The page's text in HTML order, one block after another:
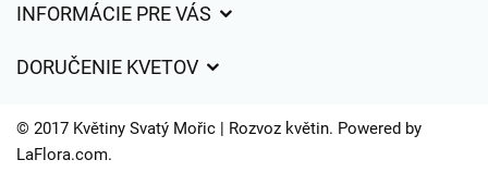
INFORMÁCIE PRE VÁS
Časy doručenia kvetov – prehľad možností
DORUČENIE KVETOV
Kam doručujeme kvety
© 2017 Květiny Svatý Mořic | Rozvoz květin. Powered by
LaFlora.com.